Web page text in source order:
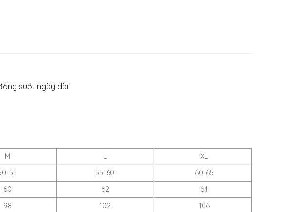
suốt ngày dài
M L
XL
55 55-60
60-65
60 62
64
98 102
106